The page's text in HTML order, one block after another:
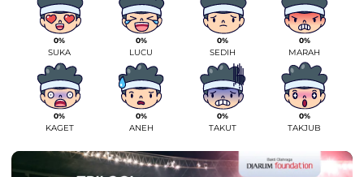
0%
SUKA
0%
LUCU
0%
SEDIH
0%
MARAH
0%
KAGET
0%
ANEH
0%
TAKUT
0%
TAKJUB